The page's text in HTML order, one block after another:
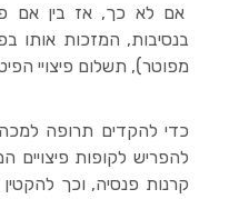
אם לא כך, אז בין אם
בנסיבות, המזכות אותו
מפוטר), תשלום פיצויי
כדי להקדים תרופה
להפריש לקופות פיצויים
קרנות פנסיה, וכך